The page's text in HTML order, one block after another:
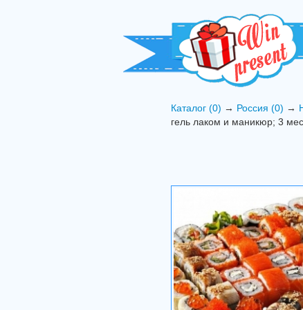
Каталог (0) → Россия (0) →
гель лаком и маникюр; 3